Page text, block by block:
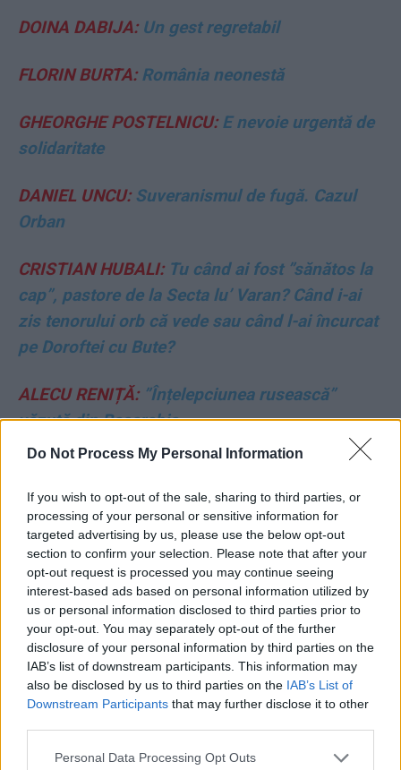
Do Not Process My Personal Information
If you wish to opt-out of the sale, sharing to third parties, or
processing of your personal or sensitive information for
targeted advertising by us, please use the below opt-out
section to confirm your selection. Please note that after your
opt-out request is processed you may continue seeing
interest-based ads based on personal information utilized by
us or personal information disclosed to third parties prior to
your opt-out. You may separately opt-out of the further
disclosure of your personal information by third parties on the
IAB’s list of downstream participants. This information may
also be disclosed by us to third parties on the IAB’s List of
Downstream Participants that may further disclose it to other
Personal Data Processing Opt Outs
DOINA DABIJA:Un gest regretabil
FLORIN BURTA:România neonestă
GHEORGHE POSTELNICU:E nevoie urgentă de
solidaritate
DANIEL UNCU:Suveranismul de fugă. Cazul
Orban
CRISTIAN HUBALI:Tu când ai fost ”sănătos la
cap”, pastore de la Secta lu’ Varan? Când i-ai
zis tenorului orb că vede sau când l-ai încurcat
pe Doroftei cu Bute?
ALECU RENIȚĂ:”Înțelepciunea rusească”
văzută din Basarabia
NICOLAE DABIJA:
CITIȚI ȘI:
*VIDEO. Cutremur la Marș TV: Călin Georgescu
o masacrează pe Alexandreasca. O face
proastă, propagandistă, mercenară, trădătoare,
fără caracter. Ea se teme că a crescut un
dictator: ”Mă amenințați?!”
Tudor Chirilă, pe pagina lui Nicușor Dan: ”Nu